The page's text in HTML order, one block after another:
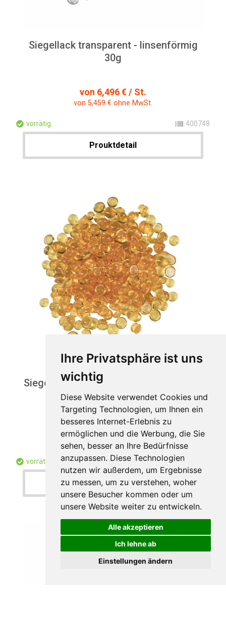
Ihre Privatsphäre ist uns
wichtig
Diese Website verwendet Cookies und
Targeting Technologien, um Ihnen ein
besseres Internet-Erlebnis zu
ermöglichen und die Werbung, die Sie
sehen, besser an Ihre Bedürfnisse
anzupassen. Diese Technologien
nutzen wir außerdem, um Ergebnisse
zu messen, um zu verstehen, woher
unsere Besucher kommen oder um
unsere Website weiter zu entwickeln.
Alle akzeptieren
Ich lehne ab
Einstellungen ändern
Siegellack transparent - linsenförmig
30g
von 6,496 € / St.
von 5,459 € ohne MwSt.
vorrätig 400748
Prouktdetail
Siegellack transparent gold - Linse 30g
von 6,496 € / St.
von 5,459 € ohne MwSt.
vorrätig
Prouktdetail